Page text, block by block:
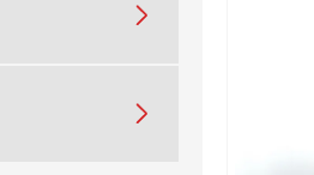

